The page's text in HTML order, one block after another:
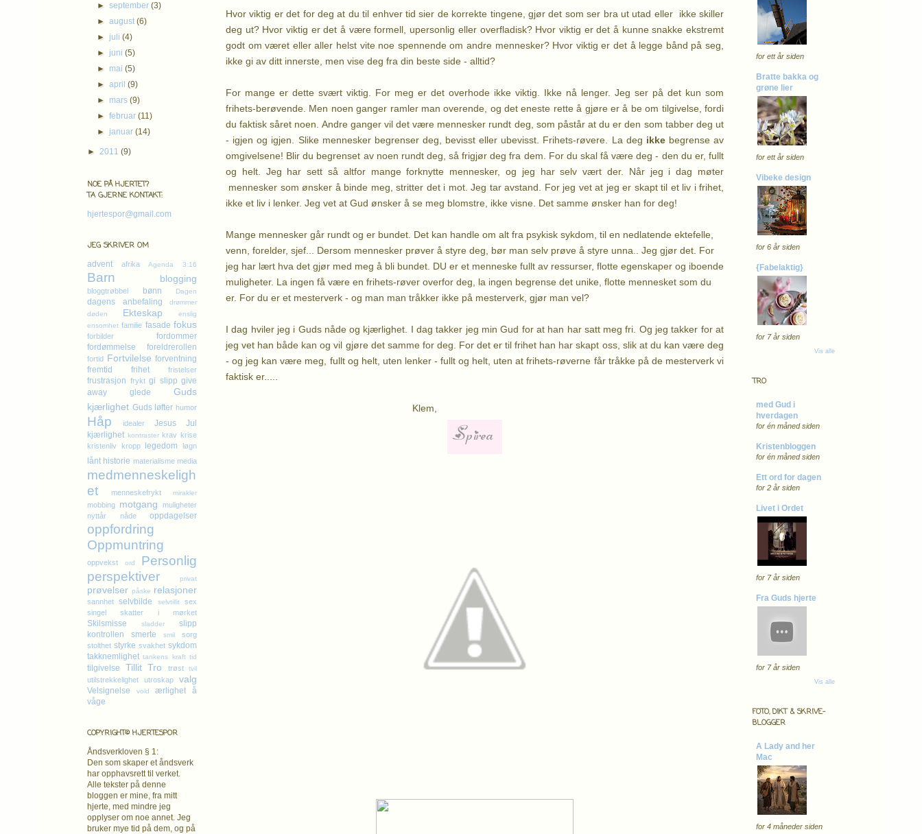
Hvor viktig er det for deg at du til enhver tid sier de korrekte tingene, gjør det som ser bra ut utad eller ikke skiller
deg ut? Hvor viktig er det å være formell, upersonlig eller overfladisk? Hvor viktig er det å kunne snakke ekstremt
godt om været eller aller helst vite noe spennende om andre mennesker? Hvor viktig er det å legge bånd på seg,
ikke gi av ditt innerste, men vise deg fra din beste side - alltid?
For mange er dette svært viktig. For meg er det overhode ikke viktig. Ikke nå lenger. Jeg ser på det kun som
frihets-berøvende. Men noen ganger ramler man overende, og det eneste rette å gjøre er å be om tilgivelse, fordi
du faktisk såret noen. Andre ganger vil det være mennesker rundt deg, som påstår at du er den som tabber deg ut
- igjen og igjen. Slike mennesker begrenser deg, bevisst eller ubevisst. Frihets-røvere. La deg ikkebegrense av
omgivelsene! Blir du begrenset av noen rundt deg, så frigjør deg fra dem. For du skal få være deg - den du er, fullt
og helt. Jeg har sett så altfor mange forknytte mennesker, og jeg har selv vært der. Når jeg i dag møter
mennesker som ønsker å binde meg, stritter det i mot. Jeg tar avstand. For jeg vet at jeg er skapt til et liv i frihet,
ikke et liv i lenker. Jeg vet at Gud ønsker å se meg blomstre, ikke visne. Det samme ønsker han for deg!
Mange mennesker går rundt og er bundet. Det kan handle om alt fra psykisk sykdom, til en nedlatende ektefelle,
venn, forelder, sjef... Dersom mennesker prøver å styre deg, bør man selv prøve å styre unna.. Jeg gjør det. For
jeg har lært hva det gjør med meg å bli bundet. DU er et menneske fullt av ressurser, flotte egenskaper og iboende
muligheter. La ingen få være en frihets-røver overfor deg, la ingen begrense det unike, flotte mennesket som du
er. For du er et mesterverk - og man man tråkker ikke på mesterverk, gjør man vel?
I dag hviler jeg i Guds nåde og kjærlighet. I dag takker jeg min Gud for at han har satt meg fri. Og jeg takker for at
jeg vet han både kan og vil gjøre det samme for deg. For det er til frihet han har skapt oss, slik at du kan være deg
- og jeg kan være meg, fullt og helt, uten lenker - fullt og helt, uten at frihets-røverne får tråkke på de mesterverk vi
faktisk er.....
Klem,
►september(3)
►august(6)
► juli(4)
► juni(5)
► mai(5)
►april(9)
► mars(9)
►februar(11)
► januar(14)
► 2011 (9)
NOE PÅ HJERTET?
TA GJERNE KONTAKT:
hjertespor@gmail.com
JEG SKRIVER OM
advent afrika Agenda 3:16
Barn blogging
bloggtrøbbel bønn Dagen
dagens anbefaling
drømmer
døden
Ekteskap
enslig
ensomhet familie fasade fokus
forbilder
fordommer
fordømmelse
foreldrerollen
fortid Fortvilelse forventning
fremtid
frihet fristelser
frustrasjon frykt gi slipp give
away
glede
Guds
kjærlighet Guds løfter humor
Håp idealer Jesus
Jul
kjærlighet kontraster krav krise
kristenliv kropp legedom løgn
lånt historie materialisme media
medmenneskeligh
et
menneskefrykt mirakler
mobbing motgang
muligheter
nyttår
nåde oppdagelser
oppfordring
Oppmuntring
oppvekst ord
Personlig
perspektiver
privat
prøvelser påske relasjoner
sannhet selvbilde selvtillit
sex
singel
skatter i mørket
Skilsmisse sladder
slipp
kontrollen
smerte smil
sorg
stolthet styrke svakhet sykdom
takknemlighet tankens kraft tid
tilgivelse Tillit Tro trøst tvil
utilstrekkelighet utroskap valg
Velsignelse vold ærlighet
å
våge
COPYRIGHT© HJERTESPOR
Åndsverkloven § 1:
Den som skaper et åndsverk
har opphavsretttil verket.
Alle tekster på denne
bloggen er mine, fra mitt
hjerte, med mindre jeg
opplyser om noe annet. Jeg
bruker mye tid på dem, og på
for ett år siden
Bratte bakka og
grøne lier
for ett år siden
Vibeke design
for 6 år siden
{Fabelaktig}
for 7 år siden
Vis alle
TRO
med Gud i
hverdagen
for én måned siden
Kristenbloggen
for én måned siden
Ett ord for dagen
for 2 år siden
Livet i Ordet
for 7 år siden
Fra Guds hjerte
for 7 år siden
Vis alle
FOTO, DIKT & SKRIVE-
BLOGGER
A Lady and her
Mac
for 4 måneder siden